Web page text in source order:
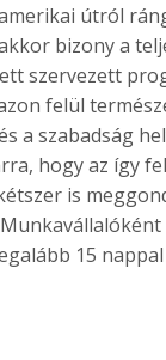
útról
bizony a
szervezett
felül
a szabadság
hogy az így
is
15